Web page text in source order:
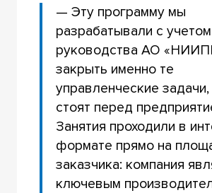
— Эту программу мы
разрабатывали с
руководства АО
закрыть именно те
управленческие
стоят перед
Занятия проходили в
формате прямо на
заказчика: компания
ключевым